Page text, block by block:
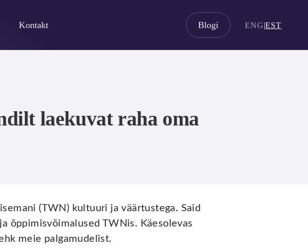
Kontakt Blogi ENG|EST
laekuvat raha oma
(TWN) kultuuri ja väärtustega. Said
õppimisvõimalused TWNis. Käesolevas
meie palgamudelist.